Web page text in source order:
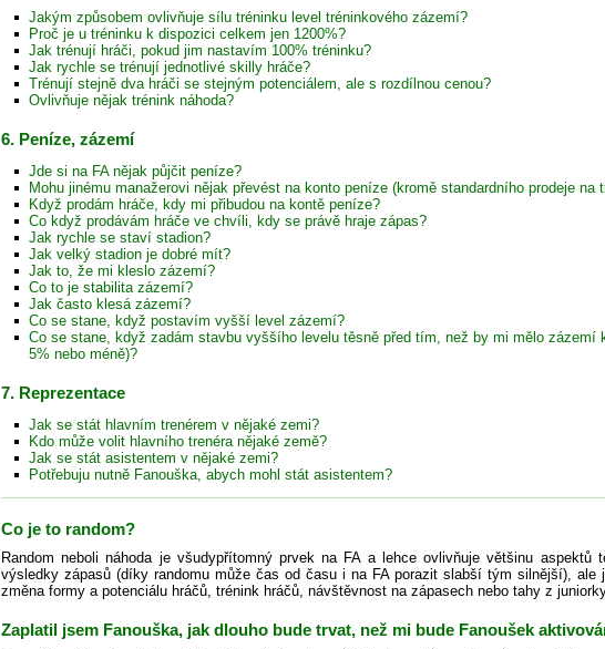
Jakým způsobem ovlivňuje sílu tréninku level tréninkového zázemí?
Proč je u tréninku k dispozici celkem jen 1200%?
Jak trénují hráči, pokud jim nastavím 100% tréninku?
Jak rychle se trénují jednotlivé skilly hráče?
Trénují stejně dva hráči se stejným potenciálem, ale s rozdílnou cenou?
Ovlivňuje nějak trénink náhoda?
6. Peníze, zázemí
Jde si na FA nějak půjčit peníze?
Mohu jinému manažerovi nějak převést na konto peníze (kromě standardního prodeje na
Když prodám hráče, kdy mi přibudou na kontě peníze?
Co když prodávám hráče ve chvíli, kdy se právě hraje zápas?
Jak rychle se staví stadion?
Jak velký stadion je dobré mít?
Jak to, že mi kleslo zázemí?
Co to je stabilita zázemí?
Jak často klesá zázemí?
Co se stane, když postavím vyšší level zázemí?
Co se stane, když zadám stavbu vyššího levelu těsně před tím, než by mi mělo zázemí
5% nebo méně)?
7. Reprezentace
Jak se stát hlavním trenérem v nějaké zemi?
Kdo může volit hlavního trenéra nějaké země?
Jak se stát asistentem v nějaké zemi?
Potřebuju nutně Fanouška, abych mohl stát asistentem?
Co je to random?
Random neboli náhoda je všudypřítomný prvek na FA a lehce ovlivňuje většinu aspektů
výsledky zápasů (díky randomu může čas od času i na FA porazit slabší tým silnější),
změna formy a potenciálu hráčů, trénink hráčů, návštěvnost na zápasech nebo tahy z
Zaplatil jsem Fanouška, jak dlouho bude trvat, než mi bude Fanoušek